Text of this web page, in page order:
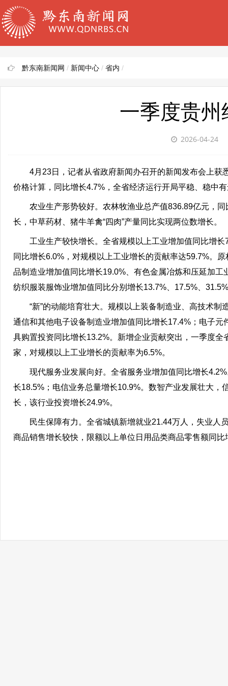
黔东南新闻网 / 新闻中心 / 省内 /
一季度贵
2026-04-24
4月23日，记者从省政府新闻办召开的新闻发布会上
价格计算，同比增长4.7%，全省经济运行开局平稳、稳中
农业生产形势较好。农林牧渔业总产值836.89亿元，
长，中草药材、猪牛羊禽“四肉”产量同比实现两位数增长。
工业生产较快增长。全省规模以上工业增加值同比增
同比增长6.0%，对规模以上工业增长的贡献率达59.7%。
品制造业增加值同比增长19.0%、有色金属冶炼和压延加
纺织服装服饰业增加值同比分别增长13.7%、17.5%、
“新”的动能培育壮大。规模以上装备制造业、高技术
通信和其他电子设备制造业增加值同比增长17.4%；电子
具购置投资同比增长13.2%。新增企业贡献突出，一季度
家，对规模以上工业增长的贡献率为6.5%。
现代服务业发展向好。全省服务业增加值同比增长
长18.5%；电信业务总量增长10.9%。数智产业发展壮大
长，该行业投资增长24.9%。
民生保障有力。全省城镇新增就业21.44万人，失业人
商品销售增长较快，限额以上单位日用品类商品零售额同